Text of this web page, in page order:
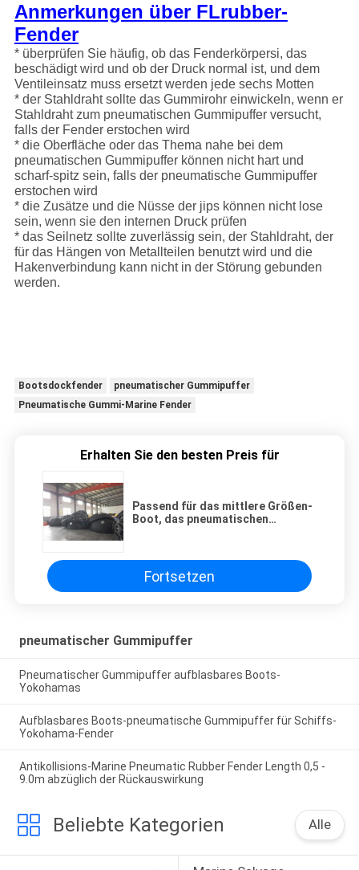
Anmerkungen über FLrubber-
Fender
* überprüfen Sie häufig, ob das Fenderkörpersi, das
beschädigt wird und ob der Druck normal ist, und dem
Ventileinsatz muss ersetzt werden jede sechs Motten
* der Stahldraht sollte das Gummirohr einwickeln, wenn er
Stahldraht zum pneumatischen Gummipuffer versucht,
falls der Fender erstochen wird
* die Oberfläche oder das Thema nahe bei dem
pneumatischen Gummipuffer können nicht hart und
scharf-spitz sein, falls der pneumatische Gummipuffer
erstochen wird
* die Zusätze und die Nüsse der jips können nicht lose
sein, wenn sie den internen Druck prüfen
* das Seilnetz sollte zuverlässig sein, der Stahldraht, der
für das Hängen von Metallteilen benutzt wird und die
Hakenverbindung kann nicht in der Störung gebunden
werden.
Bootsdockfender
pneumatischer Gummipuffer
Pneumatische Gummi-Marine Fender
Erhalten Sie den besten Preis für
Passend für das mittlere Größen-
Boot, das pneumatischen
Fortsetzen
pneumatischer Gummipuffer
Pneumatischer Gummipuffer aufblasbares Boots-
Yokohamas
Aufblasbares Boots-pneumatische Gummipuffer für Schiffs-
Yokohama-Fender
Antikollisions-Marine Pneumatic Rubber Fender Length 0,5 -
9.0m abzüglich der Rückauswirkung
Beliebte Kategorien Alle